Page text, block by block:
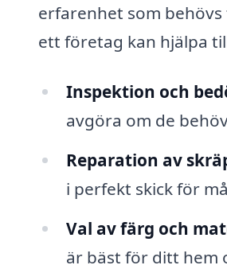
erfarenhet som
ett företag kan hjälpa
Inspektion och
avgöra om de
Reparation av
i perfekt skick för
Val av färg och
är bäst för ditt hem